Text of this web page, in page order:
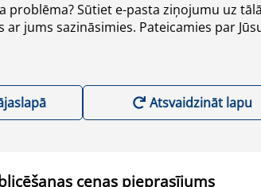
problēma? Sūtiet e-pasta ziņojumu uz
jums sazināsimies. Pateicamies par
Atsvaidzināt lapu
cenas pieprasījums